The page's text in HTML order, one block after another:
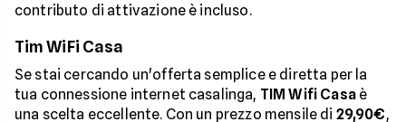
contributo di attivazione è incluso.
Tim WiFi Casa
Se stai cercando un'offerta semplice e diretta per la
tua connessione internet casalinga, TIM Wifi Casaè
una scelta eccellente. Con un prezzo mensile di 29,90€,